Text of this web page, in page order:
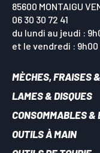
85600 MONTAIGU
06 30 30 72 41
du lundi au jeudi :
et le vendredi : 9h00
MÈCHES, FRAISES
LAMES & DISQUES
CONSOMMABLES &
OUTILS À MAIN